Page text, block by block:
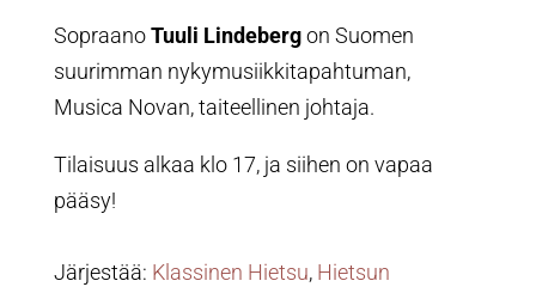
SopraanoTuuli Lindebergon Suomen
suurimman nykymusiikkitapahtuman,
Musica Novan, taiteellinen johtaja.
Tilaisuus alkaa klo 17, ja siihen on vapaa
pääsy!
Järjestää: Klassinen Hietsu, Hietsun